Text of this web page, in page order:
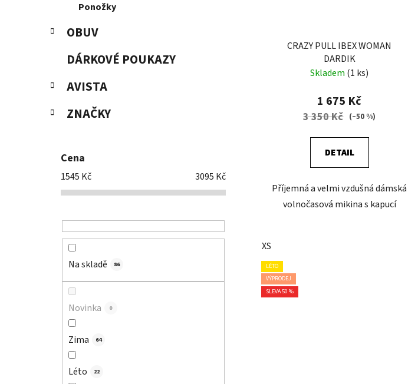
Ponožky
OBUV
DÁRKOVÉ POUKAZY
AVISTA
ZNAČKY
Cena
1545 Kč 3095 Kč
Na skladě 86
Novinka 0
Zima 64
Léto 22
CRAZY PULL IBEX WOMAN
DARDIK
Skladem (1 ks)
1 675 Kč
3 350 Kč (–50 %)
DETAIL
Příjemná a velmi vzdušná dámská
volnočasová mikina s kapucí
XS
LÉTO
VÝPRODEJ
SLEVA 50 %